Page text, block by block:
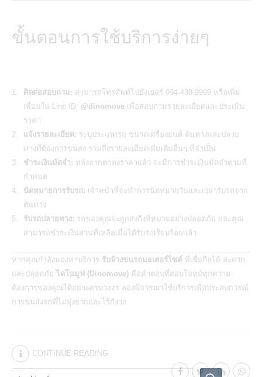
ขั้นตอนการใช้บริการง่ายๆ
ติดต่อสอบถาม: สามารถโทรศัพท์ไปยังเบอร์ 094-438-9999 หรือเพิ่ม
เพื่อนใน Line ID: @dinomove เพื่อสอบถามรายละเอียดและประเมิน
ราคา
แจ้งรายละเอียด: ระบุประเภทรถ ขนาดเครื่องยนต์ ต้นทางและปลาย
ทางที่ต้องการขนส่ง รวมถึงรายละเอียดเพิ่มเติมอื่นๆ ที่จำเป็น
ชำระเงินมัดจำ: หลังจากตกลงราคาแล้ว จะมีการชำระเงินมัดจำตามที่
กำหนด
นัดหมายการรับรถ: เจ้าหน้าที่จะทำการนัดหมายวันและเวลารับรถจาก
ต้นทาง
รับรถปลายทาง: รถของคุณจะถูกส่งถึงที่หมายอย่างปลอดภัย และคุณ
สามารถชำระเงินส่วนที่เหลือเมื่อได้รับรถเรียบร้อยแล้ว
หากคุณกำลังมองหาบริการ รับจ้างขนรถมอเตอร์ไซค์ ที่เชื่อถือได้ สะดวก
และปลอดภัย ไดโนมูฟ (Dinomove) คือคำตอบที่ตอบโจทย์ทุกความ
ต้องการของคุณได้อย่างครบวงจร ลองพิจารณาใช้บริการเพื่อประสบการณ์
การขนส่งรถที่ไม่ยุ่งยากและไร้กังวล
CONTINUE READING